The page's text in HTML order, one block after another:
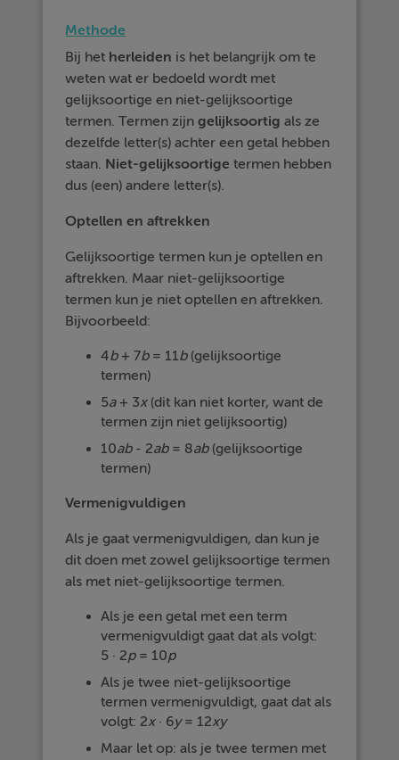
Methode
Bij het herleiden is het belangrijk om te
weten wat er bedoeld wordt met
gelijksoortige en niet-gelijksoortige
termen. Termen zijngelijksoortig als ze
dezelfde letter(s) achter een getal hebben
staan. Niet-gelijksoortige termen hebben
dus (een) andere letter(s).
Optellen en aftrekken
Gelijksoortige termen kun je optellen en
aftrekken. Maar niet-gelijksoortige
termen kun je niet optellen en aftrekken.
Bijvoorbeeld:
4b+ 7b= 11b(gelijksoortige
termen)
5a+ 3x (dit kan niet korter, want de
termen zijn niet gelijksoortig)
10ab- 2ab= 8ab (gelijksoortige
termen)
Vermenigvuldigen
Als je gaat vermenigvuldigen, dan kun je
dit doen met zowel gelijksoortige termen
als met niet-gelijksoortige termen.
Als je een getal met een term
vermenigvuldigt gaat dat als volgt:
5 · 2p= 10p
Als je twee niet-gelijksoortige
termen vermenigvuldigt, gaat dat als
volgt: 2x· 6y= 12xy
Maar let op: als je twee termen met